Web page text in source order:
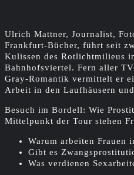
Ulrich Mattner, Journalist,
Frankfurt-Bücher, führt seit
Kulissen des Rotlichtmilieus
Bahnhofsviertel. Fern aller
Gray-Romantik vermittelt er
Arbeit in den Laufhäusern
Besuch im Bordell: Wie
Mittelpunkt der Tour stehen
Warum arbeiten Frauen
Gibt es
Was verdienen